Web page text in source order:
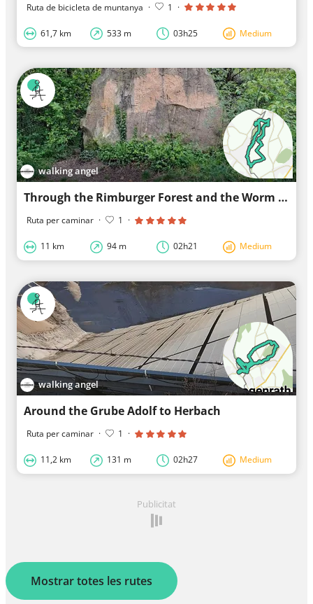
Ruta de bicicleta de muntanya · 1 ·
61,7 km 533 m 03h25 Medium
walking angel
Through the Rimburger Forest and the Worm Valley
Ruta per caminar · 1 ·
11 km 94 m 02h21 Medium
walking angel
Around the Grube Adolf to Herbach
Ruta per caminar · 1 ·
11,2 km 131 m 02h27 Medium
Publicitat
Mostrar totes les rutes